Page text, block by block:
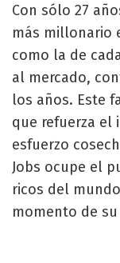
Con sólo 27
más millonario
como la de
al mercado,
los años. Este
que refuerza el
esfuerzo
Jobs ocupe el
ricos del
momento de